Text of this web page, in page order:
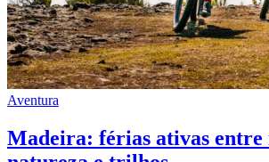
Aventura
Madeira: férias ativas entre